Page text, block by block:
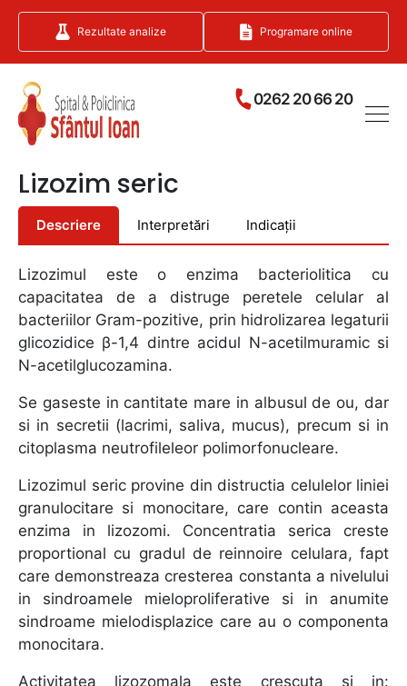
0262 20 66 20
Rezultate analize Programare online
Lizozim seric
Descriere Interpretări Indicații
Lizozimul este o enzima bacteriolitica cu
capacitatea de a distruge peretele celular al
bacteriilor Gram-pozitive, prin hidrolizarea legaturii
glicozidice β-1,4 dintre acidul N-acetilmuramic si
N-acetilglucozamina.
Se gaseste in cantitate mare in albusul de ou, dar
si in secretii (lacrimi, saliva, mucus), precum si in
citoplasma neutrofileleor polimorfonucleare.
Lizozimul seric provine din distructia celulelor liniei
granulocitare si monocitare, care contin aceasta
enzima in lizozomi. Concentratia serica creste
proportional cu gradul de reinnoire celulara, fapt
care demonstreaza cresterea constanta a nivelului
in sindroamele mieloproliferative si in anumite
sindroame mielodisplazice care au o componenta
monocitara.
Activitatea lizozomala este crescuta si in: